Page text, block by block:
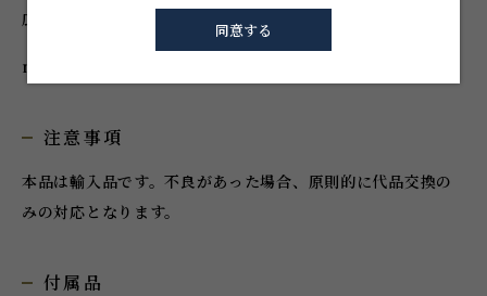
広いテイストに合わせられます。
made in SPAIN
注意事項
本品は輸入品です。不良があった場合、原則的に代品交換の
みの対応となります。
付属品
同意する